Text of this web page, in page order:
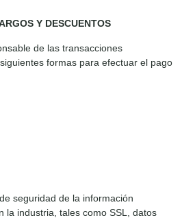
Y DESCUENTOS
de las transacciones
formas para efectuar el pago
seguridad de la información
la industria, tales como SSL, datos